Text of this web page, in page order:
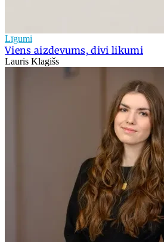
Līgumi
Viens aizdevums, divi likumi
Lauris Klagišs